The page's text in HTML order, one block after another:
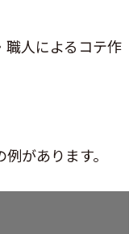
職人によるコテ作
があります。